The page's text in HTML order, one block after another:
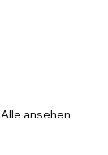
Alle ansehen